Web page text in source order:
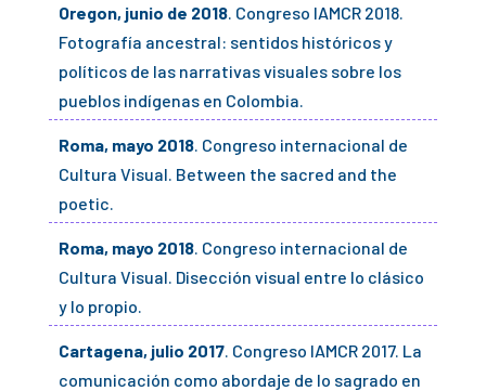
Oregon, junio de 2018. Congreso IAMCR 2018.
Fotografía ancestral: sentidos históricos y
políticos de las narrativas visuales sobre los
pueblos indígenas en Colombia.
Roma, mayo 2018. Congreso internacional de
Cultura Visual. Between the sacred and the
poetic.
Roma, mayo 2018. Congreso internacional de
Cultura Visual. Disección visual entre lo clásico
y lo propio.
Cartagena, julio 2017. Congreso IAMCR 2017. La
comunicación como abordaje de lo sagrado en